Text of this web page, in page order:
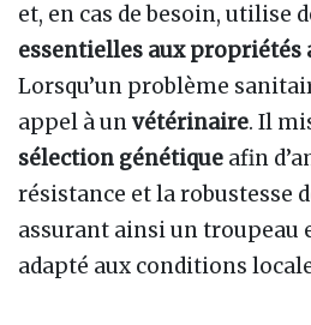
et, en cas de besoin, utilise
essentielles aux
Lorsqu’un problème
appel à unvétérinaire. Il
sélection génétique afin
résistance et la robustesse
assurant ainsi un troupeau
adapté aux conditions